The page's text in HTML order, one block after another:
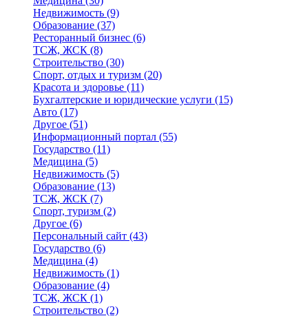
Недвижимость (9)
Образование (37)
Ресторанный бизнес (6)
ТСЖ, ЖСК (8)
Строительство (30)
Спорт, отдых и туризм (20)
Красота и здоровье (11)
Бухгалтерские и юридические услуги (15)
Авто (17)
Другое (51)
Информационный портал (55)
Государство (11)
Медицина (5)
Недвижимость (5)
Образование (13)
ТСЖ, ЖСК (7)
Спорт, туризм (2)
Другое (6)
Персональный сайт (43)
Государство (6)
Медицина (4)
Недвижимость (1)
Образование (4)
ТСЖ, ЖСК (1)
Строительство (2)